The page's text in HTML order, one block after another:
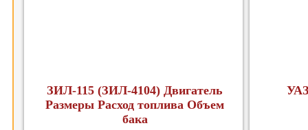
ЗИЛ-115 (ЗИЛ-4104) Двигатель
Размеры Расход топлива Объем
бака